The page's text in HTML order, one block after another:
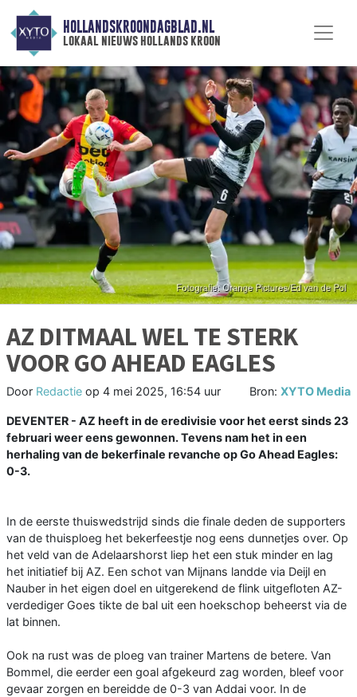
HOLLANDSKROONDAGBLAD.NL
lokaal nieuws hollands kroon
AZ DITMAAL WEL TE STERK
VOOR GO AHEAD EAGLES
Door Redactie op 4 mei 2025, 16:54 uur Bron: XYTO Media
DEVENTER - AZ heeft in de eredivisie voor het eerst sinds 23
februari weer eens gewonnen. Tevens nam het in een
herhaling van de bekerfinale revanche op Go Ahead Eagles:
0-3.
In de eerste thuiswedstrijd sinds die finale deden de supporters
van de thuisploeg het bekerfeestje nog eens dunnetjes over. Op
het veld van de Adelaarshorst liep het een stuk minder en lag
het initiatief bij AZ. Een schot van Mijnans landde via Deijl en
Nauber in het eigen doel en uitgerekend de flink uitgefloten AZ-
verdediger Goes tikte de bal uit een hoekschop beheerst via de
lat binnen.
Ook na rust was de ploeg van trainer Martens de betere. Van
Bommel, die eerder een goal afgekeurd zag worden, bleef voor
gevaar zorgen en bereidde de 0-3 van Addai voor. In de